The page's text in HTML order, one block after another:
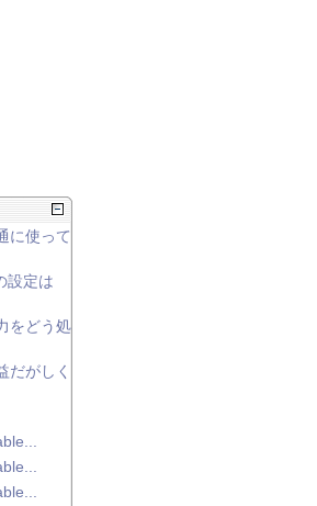
に使って
設定は
をどう処
だがしく